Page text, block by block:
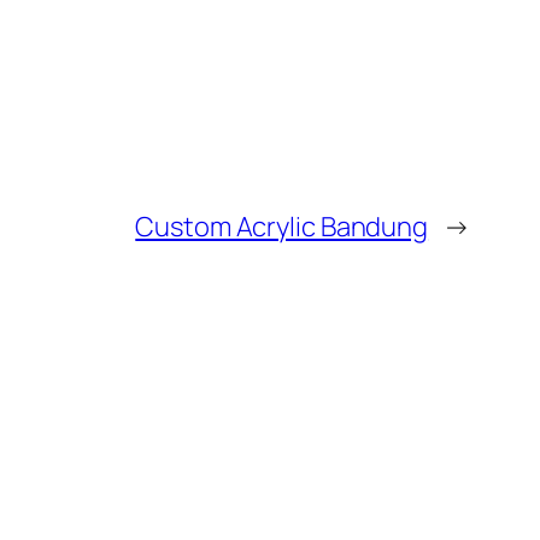
Custom Acrylic Bandung →